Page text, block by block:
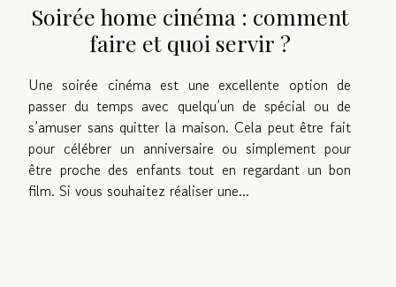
Soirée home cinéma : comment
faire et quoi servir ?
Une soirée cinéma est une excellente option de
passer du temps avec quelqu’un de spécial ou de
s’amuser sans quitter la maison. Cela peut être fait
pour célébrer un anniversaire ou simplement pour
être proche des enfants tout en regardant un bon
film. Si vous souhaitez réaliser une...